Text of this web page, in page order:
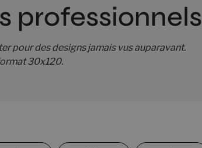
professionnels
pour des designs jamais vus auparavant.
30x120.